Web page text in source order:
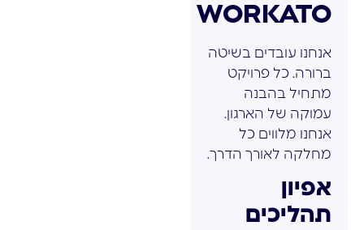
WORKATO
אנחנו עובדים בשיטה
ברורה. כל פרויקט
מתחיל בהבנה
עמוקה של הארגון.
אנחנו מלווים כל
מחלקה לאורך הדרך.
אפיון
תהליכים